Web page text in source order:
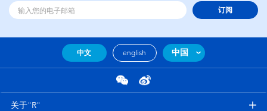
订阅
中文 english 中国
关于"R"